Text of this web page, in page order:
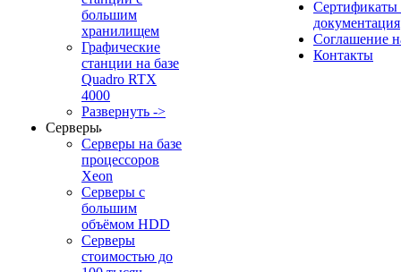
большим
хранилищем
Графические
станции на базе
Quadro RTX
4000
Развернуть ->
Серверы
Серверы на базе
процессоров
Xeon
Серверы с
большим
объёмом HDD
Серверы
стоимостью до
Сертификаты
документация
Соглашение
Контакты